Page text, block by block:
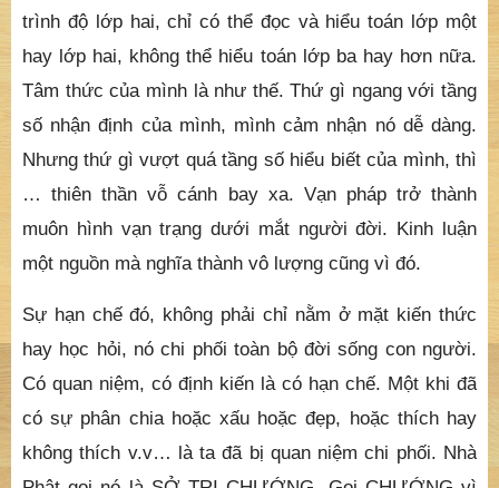
trình độ lớp hai, chỉ có thể đọc và hiểu toán lớp một
hay lớp hai, không thể hiểu toán lớp ba hay hơn nữa.
Tâm thức của mình là như thế. Thứ gì ngang với tầng
số nhận định của mình, mình cảm nhận nó dễ dàng.
Nhưng thứ gì vượt quá tầng số hiểu biết của mình, thì
… thiên thần vỗ cánh bay xa. Vạn pháp trở thành
muôn hình vạn trạng dưới mắt người đời. Kinh luận
một nguồn mà nghĩa thành vô lượng cũng vì đó.
Sự hạn chế đó, không phải chỉ nằm ở mặt kiến thức
hay học hỏi, nó chi phối toàn bộ đời sống con người.
Có quan niệm, có định kiến là có hạn chế. Một khi đã
có sự phân chia hoặc xấu hoặc đẹp, hoặc thích hay
không thích v.v… là ta đã bị quan niệm chi phối. Nhà